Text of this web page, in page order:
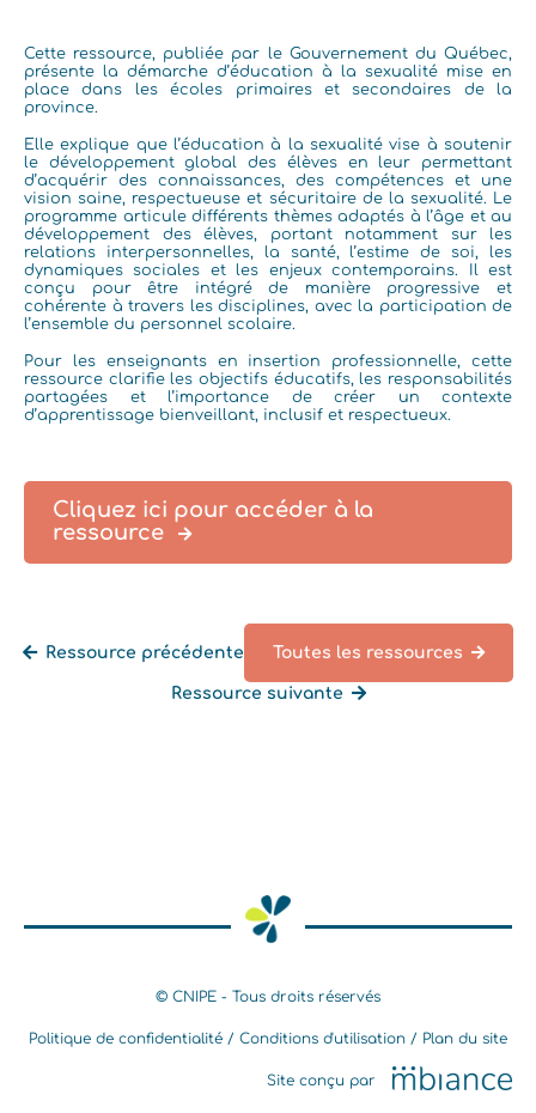
Cette ressource, publiée par le Gouvernement du Québec,
présente la démarche d’éducation à la sexualité mise en
place dans les écoles primaires et secondaires de la
province.
Elle explique que l’éducation à la sexualité vise à soutenir
le développement global des élèves en leur permettant
d’acquérir des connaissances, des compétences et une
vision saine, respectueuse et sécuritaire de la sexualité. Le
programme articule différents thèmes adaptés à l’âge et au
développement des élèves, portant notamment sur les
relations interpersonnelles, la santé, l’estime de soi, les
dynamiques sociales et les enjeux contemporains. Il est
conçu pour être intégré de manière progressive et
cohérente à travers les disciplines, avec la participation de
l’ensemble du personnel scolaire.
Pour les enseignants en insertion professionnelle, cette
ressource clarifie les objectifs éducatifs, les responsabilités
partagées et l’importance de créer un contexte
d’apprentissage bienveillant, inclusif et respectueux.
Cliquez ici pour accéder à la
ressource
Ressource précédente Toutes les ressources
Ressource suivante
© CNIPE - Tous droits réservés
Politique de confidentialité Conditions d'utilisation Plan du site
Site conçu par